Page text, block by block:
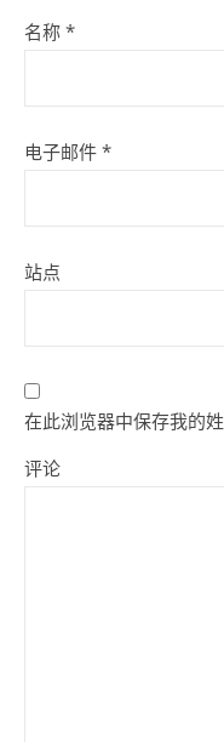
名称 *
电子邮件 *
站点
在此浏览器中保存我的
评论